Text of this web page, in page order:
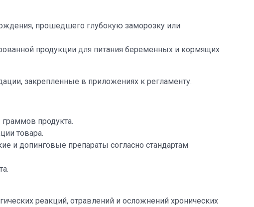
прошедшего глубокую заморозку или
продукции для питания беременных и кормящих
закрепленные в приложениях к регламенту.
продукта.
товара.
и допинговые препараты согласно стандартам
реакций, отравлений и осложнений хронических